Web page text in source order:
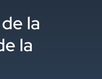
la
la